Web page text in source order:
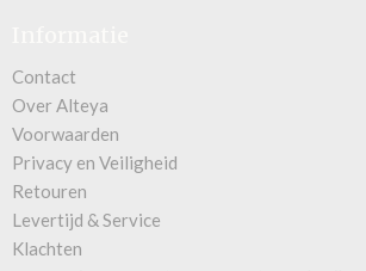
Contact
Over Alteya
Voorwaarden
Privacy en Veiligheid
Retouren
Levertijd & Service
Klachten